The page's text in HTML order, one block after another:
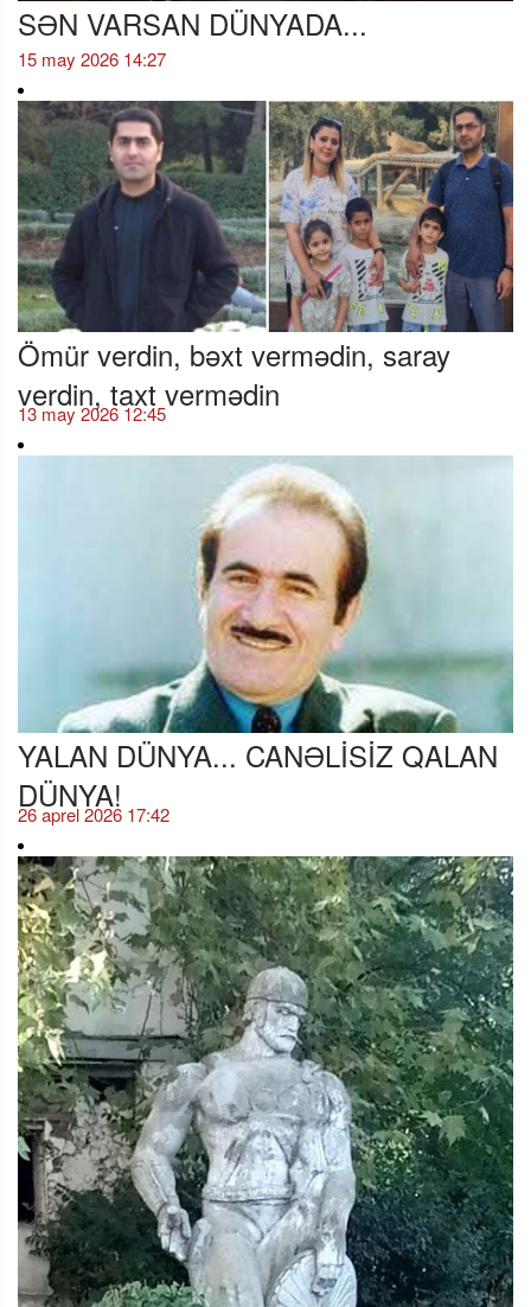
SƏN VARSAN DÜNYADA...
15 may 2026 14:27
Ömür verdin, bəxt vermədin, saray
verdin, taxt vermədin
13 may 2026 12:45
YALAN DÜNYA... CANƏLİSİZ QALAN
DÜNYA!
26 aprel 2026 17:42